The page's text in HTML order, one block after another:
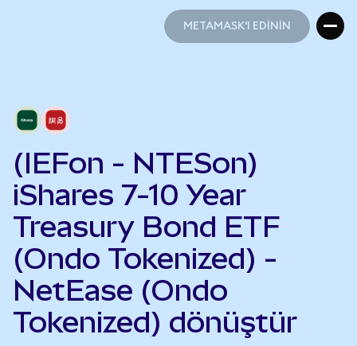
METAMASK'I EDİNİN
(IEFon - NTESon)
iShares 7-10 Year
Treasury Bond ETF
(Ondo Tokenized) -
NetEase (Ondo
Tokenized) dönüştür